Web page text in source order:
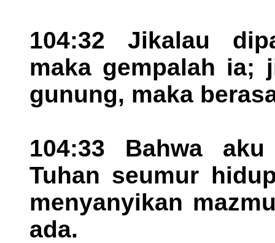
104:32 Jikalau
maka gempalah ia;
gunung, maka
104:33 Bahwa
Tuhan seumur
menyanyikan
ada.